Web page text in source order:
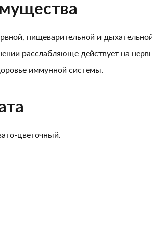
пищеварительной и
расслабляюще действует на
иммунной системы.
цветочный.